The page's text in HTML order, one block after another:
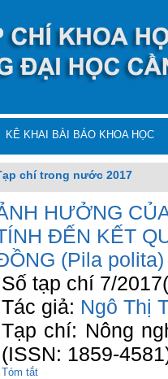
KÊ KHAI BÀI BÁO KHOA HỌC
chí trong nước 2017
HƯỞNG
ĐẾN KẾT
(Pila polita)
Số tạp chí 7/
Tác giả: Ngô Thị
Tạp chí: Nông
(ISSN: 1859-
Tóm tắt